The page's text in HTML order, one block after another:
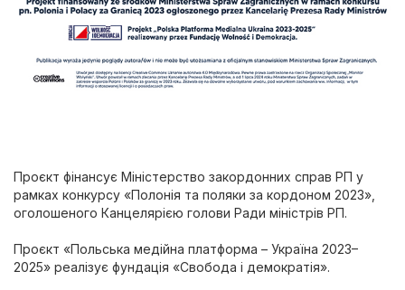
Проєкт фінансує Міністерство закордонних справ РП у
рамках конкурсу «Полонія та поляки за кордоном 2023»,
оголошеного Канцелярією голови Ради міністрів РП.
Проєкт «Польська медійна платформа – Україна 2023–
2025» реалізує фундація «Свобода і демократія».